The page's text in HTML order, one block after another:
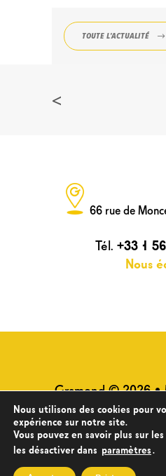
TOUTE L'ACTUALITÉ
<
66 rue de
Tél. +33 1
Nous
Gramond © 2026 •
•Plan du site
confidentialité
Nous utilisons des cookies pour
expérience sur notre site.
Vous pouvez en savoir plus sur
les désactiver dans paramètres.